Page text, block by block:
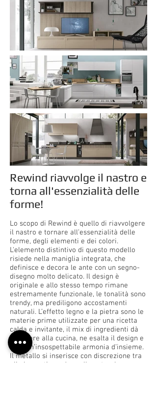
Rewind riavvolge il nastro e
torna all'essenzialità delle
forme!
Lo scopo di Rewind è quello di riavvolgere
il nastro e tornare all’essenzialità delle
forme, degli elementi e dei colori.
L'elemento distintivo di questo modello
risiede nella maniglia integrata, che
definisce e decora le ante con un segno-
disegno molto delicato. Il design è
originale e allo stesso tempo rimane
estremamente funzionale, le tonalità sono
trendy, ma prediligono accostamenti
naturali. L’effetto legno e la pietra sono le
materie prime utilizzate per una ricetta
calda e invitante, il mix di ingredienti dà
carattere alla cucina, ne esalta il design e
crea un’insospettabile armonia d’insieme.
Il metallo si inserisce con discrezione tra
gli elementi per dare alla naturalezza un